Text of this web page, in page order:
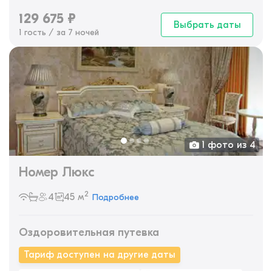
129 675 ₽
1 гость / за 7 ночей
Выбрать даты
1 фото из 4
Номер Люкс
4 45 м2 Подробнее
Оздоровительная путевка
Тариф доступен на другие даты